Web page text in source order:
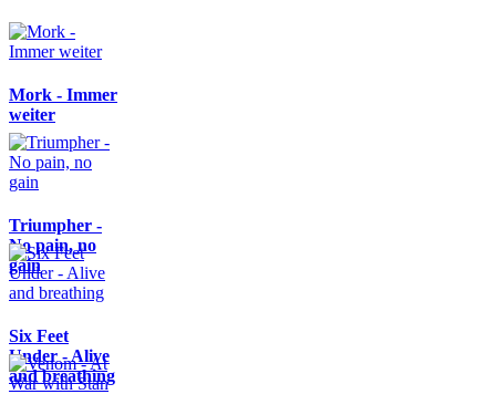
Mork - Immer
weiter
Triumpher -
No pain, no
gain
Six Feet
Under - Alive
and breathing